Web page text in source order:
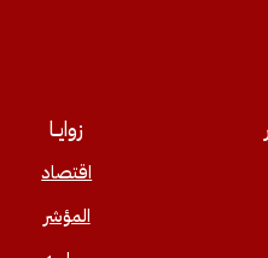
زوايــا
اقتصاد
المؤشر